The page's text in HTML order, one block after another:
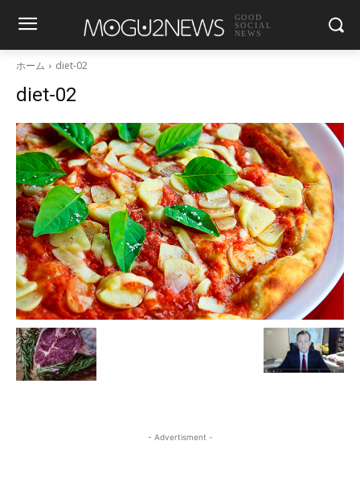
GOOD
SOCIAL
NEWS
ホーム diet-02
diet-02
- Advertisment -